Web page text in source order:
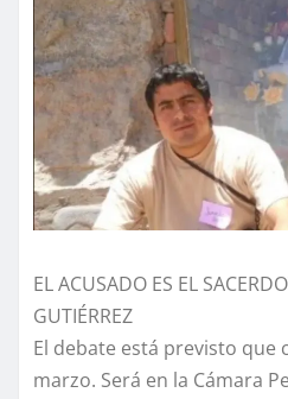
EL ACUSADO ES EL
GUTIÉRREZ
El debate está previsto que
marzo. Será en la Cámara